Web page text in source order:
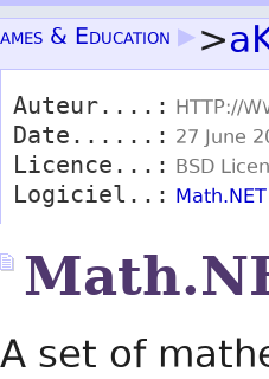
& Education ▶>
Auteur....: HTTP://
Date......: 27 June
Licence...: BSD
Logiciel..: Math.NET
A set of